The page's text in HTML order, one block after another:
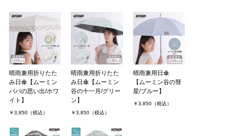
晴雨兼用折りたた
み日傘【ムーミン
パパの思い出/ホワ
イト】
￥3,850（税込）
晴雨兼用折りたた
み日傘【ムーミン
谷の十一月/グリー
ン】
￥3,850（税込）
晴雨兼用日傘
【ムーミン谷の彗
星/ブルー】
￥3,850（税込）